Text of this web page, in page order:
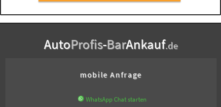
AutoProfis-BarAnkauf.de
mobile Anfrage
WhatsApp Chat starten